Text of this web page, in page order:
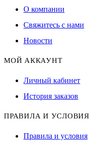
О компании
Свяжитесь с нами
Новости
МОЙ АККАУНТ
Личный кабинет
История заказов
ПРАВИЛА И УСЛОВИЯ
Правила и условия